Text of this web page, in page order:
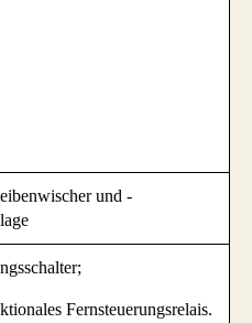
und -
Fernsteuerungsrelais.